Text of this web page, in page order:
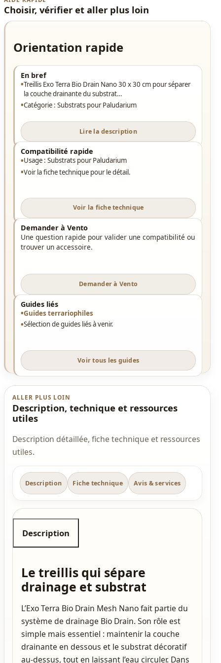
Choisir, vérifier et aller plus loin
Orientation rapide
En bref
Treillis Exo Terra Bio Drain Nano 30 x 30 cm pour séparer
la couche drainante du substrat…
Catégorie : Substrats pour Paludarium
Lire la description
Compatibilité rapide
Usage : Substrats pour Paludarium
Voir la fiche technique pour le détail.
Voir la fiche technique
Demander à Vento
Une question rapide pour valider une compatibilité ou
trouver un accessoire.
Demander à Vento
Guides liés
Guides terrariophiles
Sélection de guides liés à venir.
Voir tous les guides
ALLER PLUS LOIN
Description, technique et ressources
utiles
Description détaillée, fiche technique et ressources
utiles.
Description Fiche technique Avis & services
Description
Le treillis qui sépare
drainage et substrat
L’Exo Terra Bio Drain Mesh Nano fait partie du
système de drainage Bio Drain. Son rôle est
simple mais essentiel : maintenir la couche
drainante en dessous et le substrat décoratif
au-dessus, tout en laissant l’eau circuler. Dans